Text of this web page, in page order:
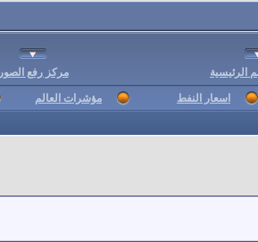
الرئيسية مركز رفع الصور
اسعار النفط مؤشرات العالم